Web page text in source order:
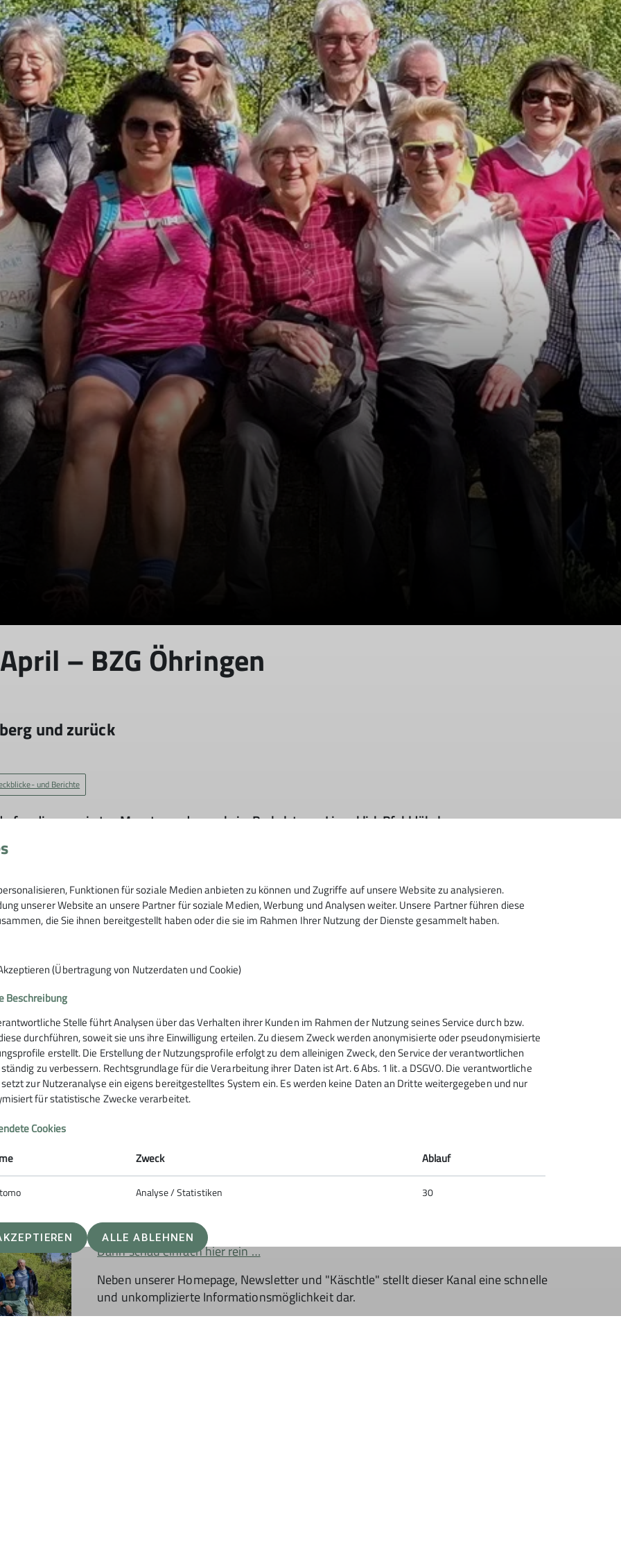
– BZG Öhringen
und zurück
und Berichte
zur vierten Monatswanderung beim Parkplatz am Limesblick Pfahldöbel.
ging es auf einem unbefestigten Weg durch den frühlingshaften Wald und über die
blühende Wiesen immer oberhalb des Pfahlbachs verlaufend in Richtung Ohrnberg.
zum Pfahlbach. Auf der anderen Seite des Bachs folgten wir dem malerischen Wanderweg nach
längere Verschnaufpause auf dem neu gestalteten Dorfplatz. Wir waren erstaunt, dass sogar mitten auf
Gemüse bepflanzt sind.
entlang des Pfahlbachs zurück und dann steil hoch auf die Ebene. Weiter gings durch den Ort
und dann weiter auf dem schnurgeraden Limeswanderweg. Auf diesem Wegabschnitt läuft man auf
der ca. 160 n. Chr. erbaut wurde.
bis zu unserem Ausgangspunkt.
am Fluss“ in Sindringen statt, wo wir mit lokalen Köstlichkeiten verwöhnt wurden.
Du möchtest keine Infos verpassen und hast Lust uns auf WhatsApp
zu folgen? …
Dann schau einfach hier rein …
Neben unserer Homepage, Newsletter und "Käschtle" stellt dieser Kanal eine schnelle
und unkomplizierte Informationsmöglichkeit dar.
Funktionen für soziale Medien anbieten zu können und Zugriffe auf unsere Website zu analysieren.
unserer Website an unsere Partner für soziale Medien, Werbung und Analysen weiter. Unsere Partner führen diese
die Sie ihnen bereitgestellt haben oder die sie im Rahmen Ihrer Nutzung der Dienste gesammelt haben.
(Übertragung von Nutzerdaten und Cookie)
Beschreibung
Stelle führt Analysen über das Verhalten ihrer Kunden im Rahmen der Nutzung seines Service durch bzw.
durchführen, soweit sie uns ihre Einwilligung erteilen. Zu diesem Zweck werden anonymisierte oder pseudonymisierte
erstellt. Die Erstellung der Nutzungsprofile erfolgt zu dem alleinigen Zweck, den Service der verantwortlichen
zu verbessern. Rechtsgrundlage für die Verarbeitung ihrer Daten ist Art. 6 Abs. 1 lit. a DSGVO. Die verantwortliche
zur Nutzeranalyse ein eigens bereitgestelltes System ein. Es werden keine Daten an Dritte weitergegeben und nur
für statistische Zwecke verarbeitet.
Cookies
Zweck Ablauf
Analyse / Statistiken 30
ALLE ABLEHNEN